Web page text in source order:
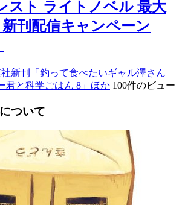
スト ライトノベル 最大
新刊配信キャンペーン
社新刊「釣って食べたいギャル澤さん
君と科学ごはん 8」ほか 100件のビュー
ついて